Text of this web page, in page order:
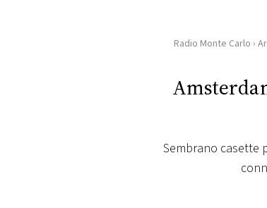
HOME
RADIO
RADIO
Radio Monte Carlo ›
Sembrano casette